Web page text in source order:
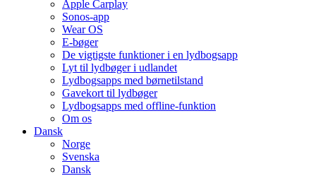
Apple Carplay
Sonos-app
Wear OS
E-bøger
De vigtigste funktioner i en lydbogsapp
Lyt til lydbøger i udlandet
Lydbogsapps med børnetilstand
Gavekort til lydbøger
Lydbogsapps med offline-funktion
Om os
Dansk
Norge
Svenska
Dansk